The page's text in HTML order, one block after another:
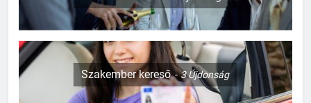
Szakember kereső 3Újdonság